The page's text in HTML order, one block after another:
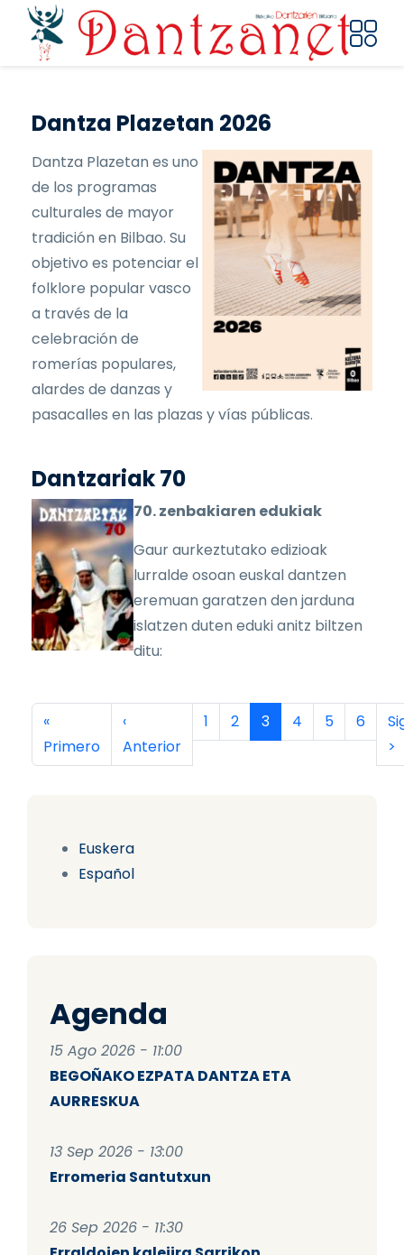
Pasar al contenido principal
Euskera
Español
Agenda
15 Ago 2026 - 11:00
BEGOÑAKO EZPATA DANTZA ETA
AURRESKUA
13 Sep 2026 - 13:00
Erromeria Santutxun
26 Sep 2026 - 11:30
Dantza Plazetan 2026
Dantza Plazetan es uno
de los programas
culturales de mayor
tradición en Bilbao. Su
objetivo es potenciar el
folklore popular vasco
a través de la
celebración de
romerías populares,
alardes de danzas y
pasacalles en las plazas y vías públicas.
Dantzariak 70
70. zenbakiaren edukiak
Gaur aurkeztutako edizioak
lurralde osoan euskal dantzen
eremuan garatzen den jarduna
islatzen duten eduki anitz biltzen
ditu:
Paginación
Primera página
«
Primero
Página anterior
‹
Anterior
Página
1 Página
2 Página actual
3 Página
4 Página
5 Página
6
>